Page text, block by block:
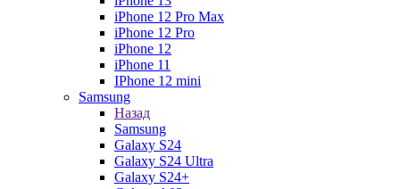
iPhone 12 Pro Max
iPhone 12 Pro
iPhone 12
iPhone 11
IPhone 12 mini
Samsung
Назад
Samsung
Galaxy S24
Galaxy S24 Ultra
Galaxy S24+